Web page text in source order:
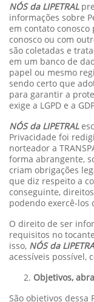
NÓS da LIPETRAL
informações sobre
em contato
conosco ou com
são coletadas e
em um banco de
papel ou mesmo
sendo certo que
para garantir a
exige a LGPD e a
NÓS da LIPETRAL
Privacidade foi
norteador a
forma abrangente,
criam obrigações
que diz respeito a
conseguinte,
podendo exercê-los
O direito de ser
requisitos no
isso, NÓS da
acessíveis possível,
Objetivos,
São objetivos dessa